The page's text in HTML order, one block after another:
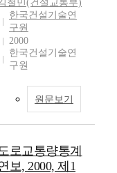
철민(건설교통부)
한국건설기술연
구원
2000
한국건설기술연
구원
원문보기
로교통량통계
보, 2000, 제1